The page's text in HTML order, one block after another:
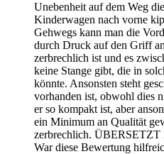
Unebenheit auf dem Weg
Kinderwagen nach vorne
Gehwegs kann man die
durch Druck auf den Griff
zerbrechlich ist und es
keine Stange gibt, die in
könnte. Ansonsten steht
vorhanden ist, obwohl dies
er so kompakt ist, aber
ein Minimum an Qualität
zerbrechlich.
War diese Bewertung